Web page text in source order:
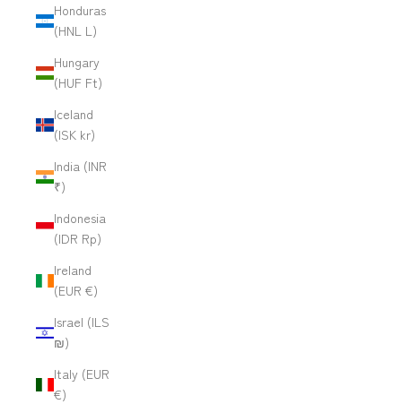
Honduras
(HNL L)
Hungary
(HUF Ft)
Iceland
(ISK kr)
India (INR
₹)
Indonesia
(IDR Rp)
Ireland
(EUR €)
Israel (ILS
₪)
Italy (EUR
€)